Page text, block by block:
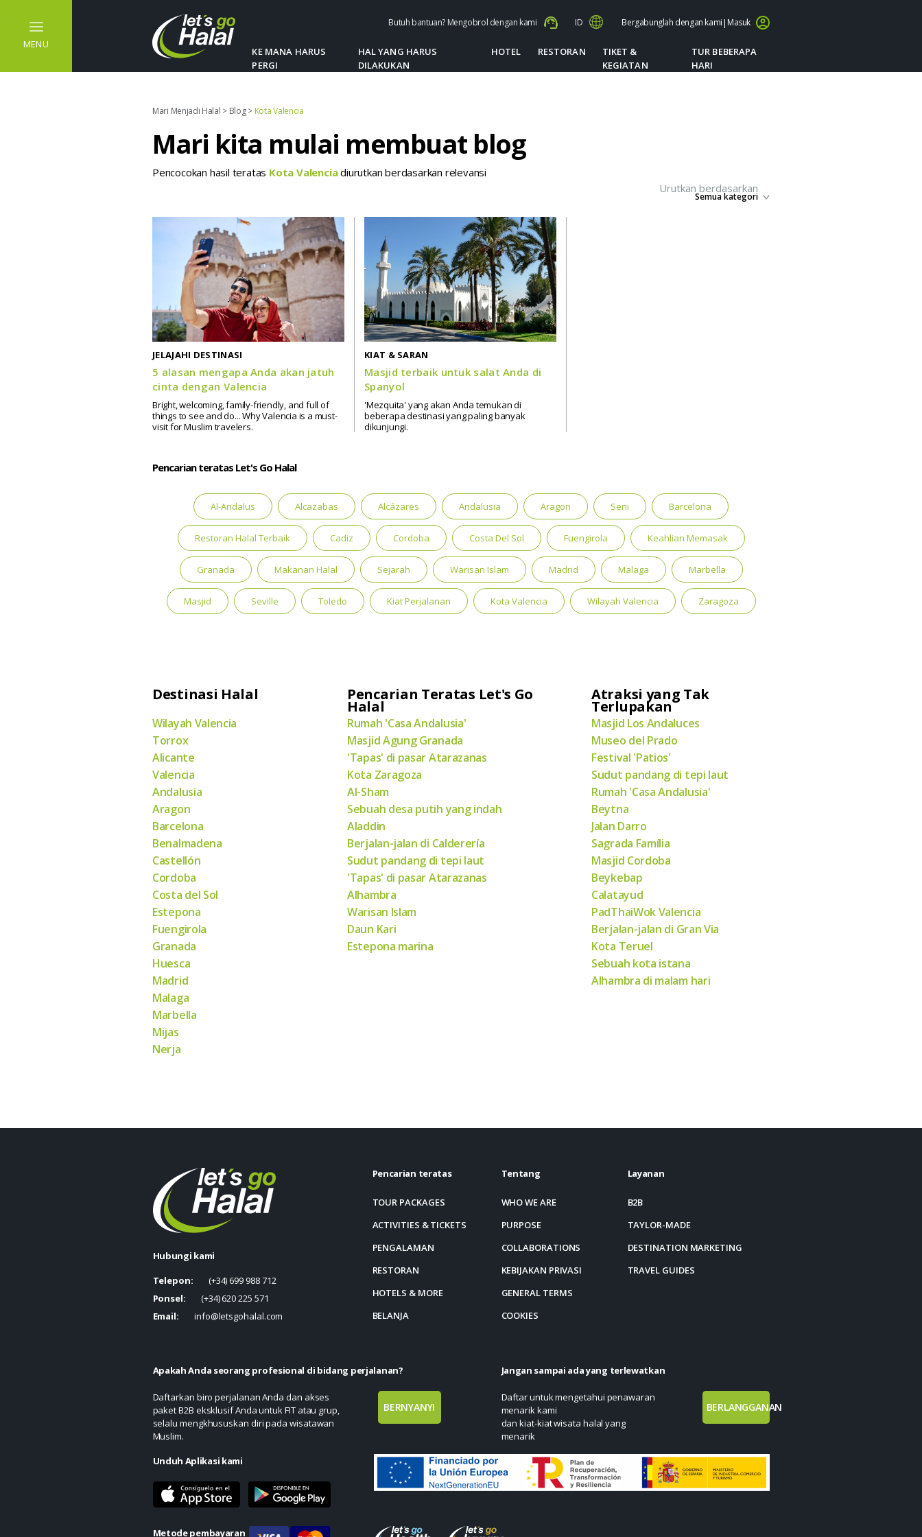
MENU
Butuh bantuan? Mengobrol dengan kami ID Bergabunglah dengan kami| Masuk
KE MANA HARUS
PERGI
HAL YANG HARUS
DILAKUKAN
HOTEL RESTORAN
TIKET &
KEGIATAN
TUR BEBERAPA
HARI
Mari Menjadi Halal > Blog> Kota Valencia
Mari kita mulai membuat blog
Pencocokan hasil teratas Kota Valenciadiurutkan berdasarkan relevansi
Urutkan berdasarkan
Semua kategori
JELAJAHI DESTINASI
5 alasan mengapa Anda akan jatuh
cinta dengan Valencia
Bright, welcoming, family-friendly, and full of
things to see and do... Why Valencia is a must-
visit for Muslim travelers.
KIAT & SARAN
Masjid terbaik untuk salat Anda di
Spanyol
'Mezquita' yang akan Anda temukan di
beberapa destinasi yang paling banyak
dikunjungi.
Pencarian teratas Let's Go Halal
Al-Andalus Alcazabas Alcázares Andalusia Aragon Seni Barcelona
Restoran Halal Terbaik Cadiz Cordoba Costa Del Sol Fuengirola Keahlian Memasak
Granada Makanan Halal Sejarah Warisan Islam Madrid Malaga Marbella
Masjid Seville Toledo Kiat Perjalanan Kota Valencia Wilayah Valencia Zaragoza
Destinasi Halal
Wilayah Valencia
Torrox
Alicante
Valencia
Andalusia
Aragon
Barcelona
Benalmadena
Castellón
Cordoba
Costa del Sol
Estepona
Fuengirola
Granada
Huesca
Madrid
Malaga
Marbella
Mijas
Nerja
Pencarian Teratas Let's Go
Halal
Rumah 'Casa Andalusia'
Masjid Agung Granada
'Tapas' di pasar Atarazanas
Kota Zaragoza
Al-Sham
Sebuah desa putih yang indah
Aladdin
Berjalan-jalan di Calderería
Sudut pandang di tepi laut
'Tapas' di pasar Atarazanas
Alhambra
Warisan Islam
Daun Kari
Estepona marina
Atraksi yang Tak
Terlupakan
Masjid Los Andaluces
Museo del Prado
Festival 'Patios'
Sudut pandang di tepi laut
Rumah 'Casa Andalusia'
Beytna
Jalan Darro
Sagrada Família
Masjid Cordoba
Beykebap
Calatayud
PadThaiWok Valencia
Berjalan-jalan di Gran Via
Kota Teruel
Sebuah kota istana
Alhambra di malam hari
Hubungi kami
Telepon:
(+34) 699 988 712
Ponsel:
(+34) 620 225 571
Email:
info@letsgohalal.com
Pencarian teratas
TOUR PACKAGES
ACTIVITIES & TICKETS
PENGALAMAN
RESTORAN
HOTELS & MORE
BELANJA
Tentang
WHO WE ARE
PURPOSE
COLLABORATIONS
KEBIJAKAN PRIVASI
GENERAL TERMS
COOKIES
Layanan
B2B
TAYLOR-MADE
DESTINATION MARKETING
TRAVEL GUIDES
Apakah Anda seorang profesional di bidang perjalanan?
Daftarkan biro perjalanan Anda dan akses
paket B2B eksklusif Anda untuk FIT atau grup,
selalu mengkhususkan diri pada wisatawan
Muslim.
BERNYANYI
Jangan sampai ada yang terlewatkan
Daftar untuk mengetahui penawaran
menarik kami
dan kiat-kiat wisata halal yang
menarik
BERLANGGANAN
Unduh Aplikasi kami
Metode pembayaran